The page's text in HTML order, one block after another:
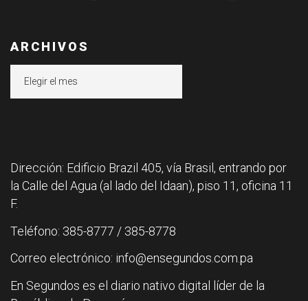
ARCHIVOS
Dirección: Edificio Brazil 405, vía Brasil, entrando por
la Calle del Agua (al lado del Idaan), piso 11, oficina 11
F.
Teléfono: 385-8777 / 385-8778
Correo electrónico: info@ensegundos.com.pa
En Segundos es el diario nativo digital líder de la